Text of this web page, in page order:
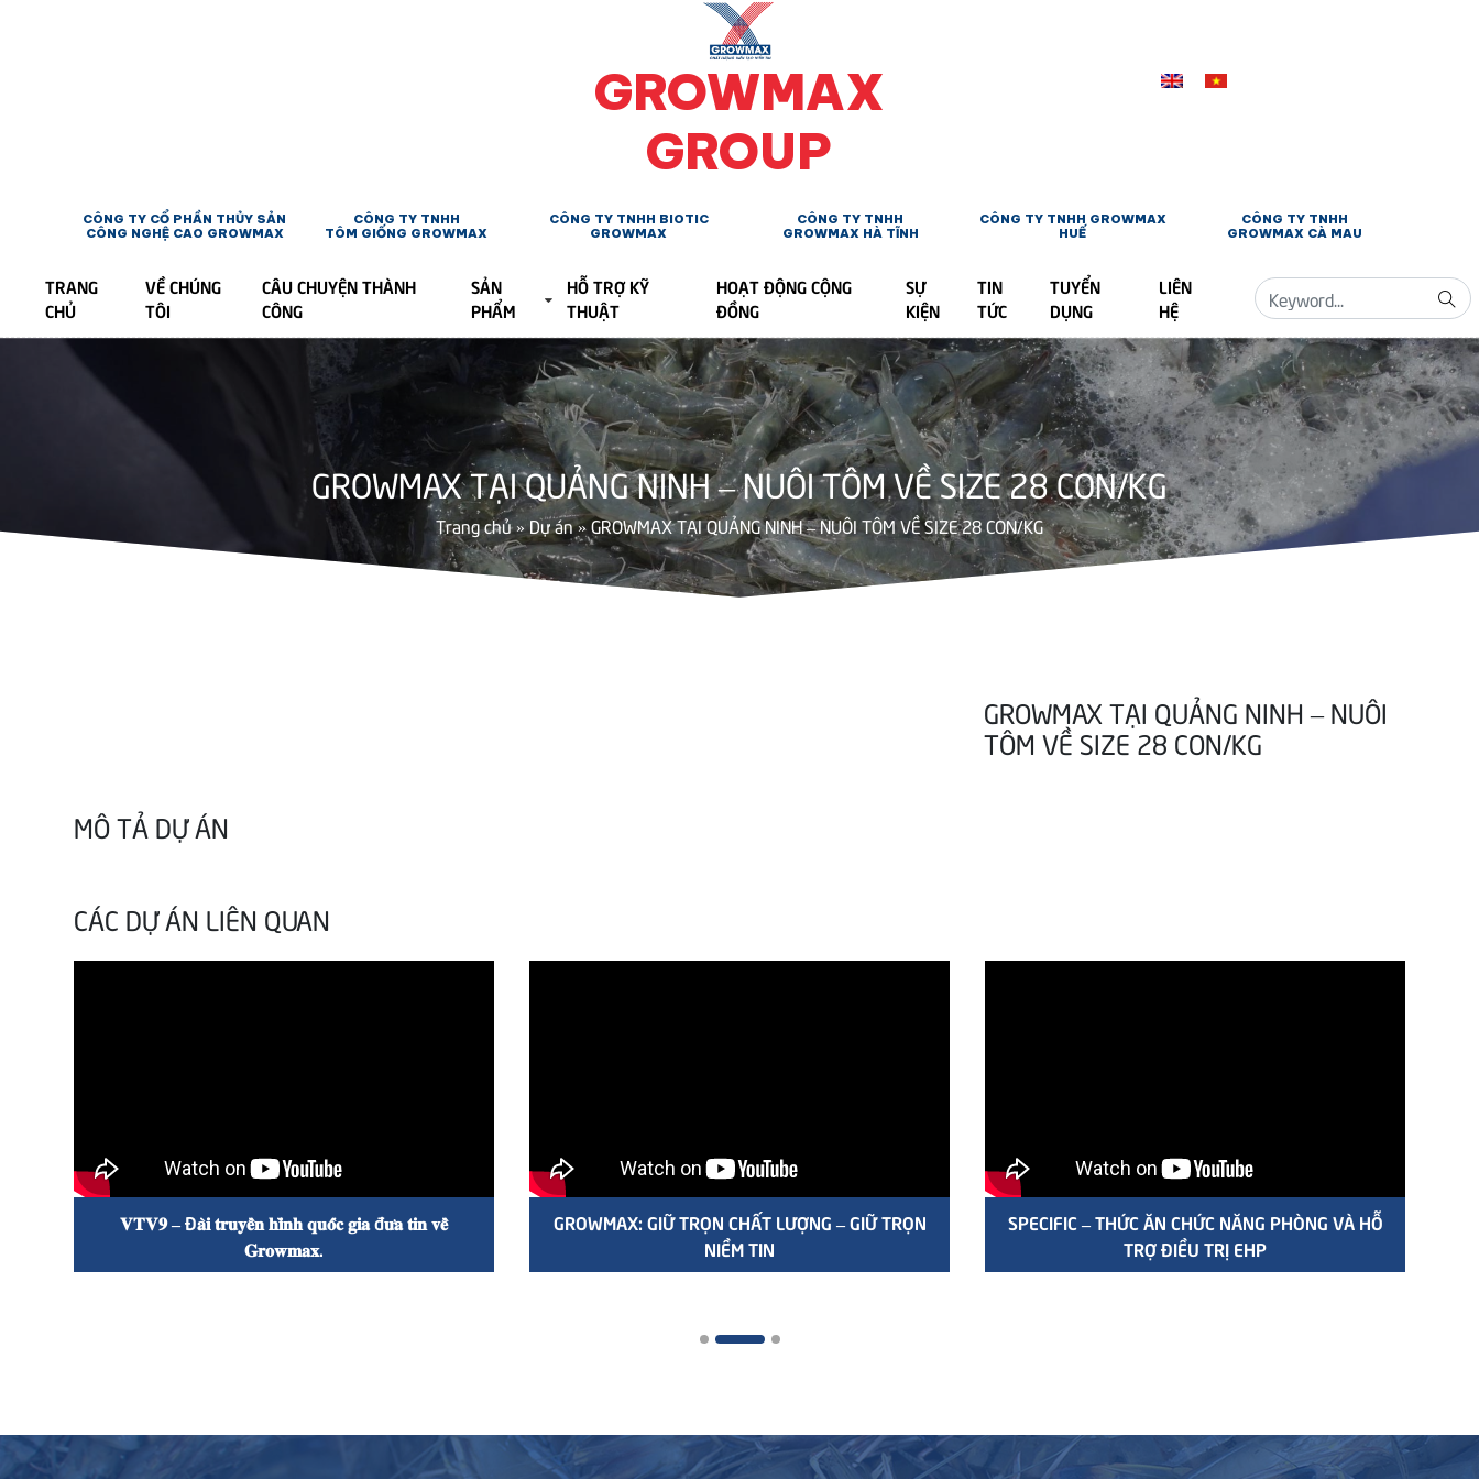
GROWMAX
GROUP
CÔNG TY CỔ PHẦN THỦY SẢN
CÔNG NGHỆ CAO GROWMAX
CÔNG TY TNHH
TÔM GIỐNG GROWMAX
CÔNG TY TNHH BIOTIC
GROWMAX
CÔNG TY TNHH
GROWMAX HÀ TĨNH
CÔNG TY TNHH GROWMAX
HUẾ
CÔNG TY TNHH
GROWMAX CÀ MAU
TRANG
CHỦ
VỀ CHÚNG
TÔI
CÂU CHUYỆN THÀNH
CÔNG
SẢN
PHẨM
HỖ TRỢ KỸ
THUẬT
HOẠT ĐỘNG CỘNG
ĐỒNG
SỰ
KIỆN
TIN
TỨC
TUYỂN
DỤNG
LIÊN
HỆ
GROWMAX TẠI QUẢNG NINH – NUÔI TÔM VỀ SIZE 28 CON/KG
Trang chủ»Dự án»GROWMAX TẠI QUẢNG NINH – NUÔI TÔM VỀ SIZE 28 CON/KG
GROWMAX TẠI QUẢNG NINH – NUÔI
TÔM VỀ SIZE 28 CON/KG
MÔ TẢ DỰ ÁN
CÁC DỰ ÁN LIÊN QUAN
𝐕𝐓𝐕𝟗 – Đ𝐚̀𝐢 𝐭𝐫𝐮𝐲𝐞̂̀𝐧 𝐡𝐢̀𝐧𝐡 𝐪𝐮𝐨̂́𝐜 𝐠𝐢𝐚 đ𝐮̛𝐚 𝐭𝐢𝐧 𝐯𝐞̂̀
𝐆𝐫𝐨𝐰𝐦𝐚𝐱.
GROWMAX: GIỮ TRỌN CHẤT LƯỢNG – GIỮ TRỌN
NIỀM TIN
SPECIFIC – THỨC ĂN CHỨC NĂNG PHÒNG VÀ HỖ
TRỢ ĐIỀU TRỊ EHP